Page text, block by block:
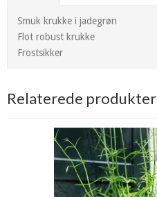
Smuk krukke i jadegrøn
Flot robust krukke
Frostsikker
Relaterede produkter